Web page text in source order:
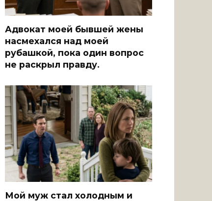
Адвокат моей бывшей жены
насмехался над моей
рубашкой, пока один вопрос
не раскрыл правду.
Мой муж стал холодным и